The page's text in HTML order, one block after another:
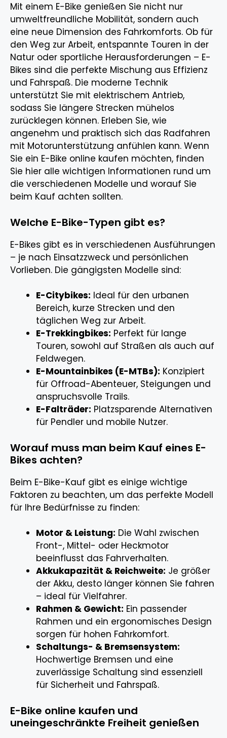
Mit einem E-Bike genießen Sie nicht nur
umweltfreundliche Mobilität, sondern auch
eine neue Dimension des Fahrkomforts. Ob für
den Weg zur Arbeit, entspannte Touren in der
Natur oder sportliche Herausforderungen – E-
Bikes sind die perfekte Mischung aus Effizienz
und Fahrspaß. Die moderne Technik
unterstützt Sie mit elektrischem Antrieb,
sodass Sie längere Strecken mühelos
zurücklegen können. Erleben Sie, wie
angenehm und praktisch sich das Radfahren
mit Motorunterstützung anfühlen kann. Wenn
Sie ein E-Bike online kaufen möchten, finden
Sie hier alle wichtigen Informationen rund um
die verschiedenen Modelle und worauf Sie
beim Kauf achten sollten.
Welche E-Bike-Typen gibt es?
E-Bikes gibt es in verschiedenen Ausführungen
– je nach Einsatzzweck und persönlichen
Vorlieben. Die gängigsten Modelle sind:
E-Citybikes: Ideal für den urbanen
Bereich, kurze Strecken und den
täglichen Weg zur Arbeit.
E-Trekkingbikes: Perfekt für lange
Touren, sowohl auf Straßen als auch auf
Feldwegen.
E-Mountainbikes (E-MTBs): Konzipiert
für Offroad-Abenteuer, Steigungen und
anspruchsvolle Trails.
E-Falträder: Platzsparende Alternativen
für Pendler und mobile Nutzer.
Worauf muss man beim Kauf eines E-
Bikes achten?
Beim E-Bike-Kauf gibt es einige wichtige
Faktoren zu beachten, um das perfekte Modell
für Ihre Bedürfnisse zu finden:
Motor & Leistung: Die Wahl zwischen
Front-, Mittel- oder Heckmotor
beeinflusst das Fahrverhalten.
Akkukapazität & Reichweite: Je größer
der Akku, desto länger können Sie fahren
– ideal für Vielfahrer.
Rahmen & Gewicht: Ein passender
Rahmen und ein ergonomisches Design
sorgen für hohen Fahrkomfort.
Schaltungs- & Bremsensystem:
Hochwertige Bremsen und eine
zuverlässige Schaltung sind essenziell
für Sicherheit und Fahrspaß.
E-Bike online kaufen und
uneingeschränkte Freiheit genießen